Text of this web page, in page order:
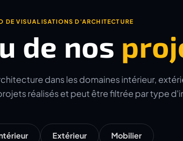
DE VISUALISATIONS D'ARCHITECTURE
de nos
dans les domaines intérieur,
réalisés et peut être filtrée par type
Extérieur Mobilier